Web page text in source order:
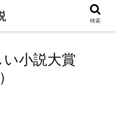
小説大賞
検索